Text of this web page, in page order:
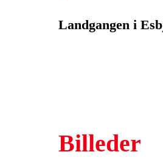
Landgangen i
Billeder